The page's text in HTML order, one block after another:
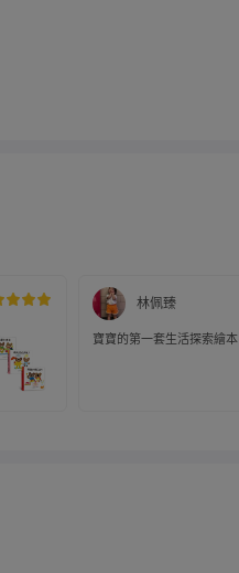
林佩臻
寶寶的第一套生活探索繪本